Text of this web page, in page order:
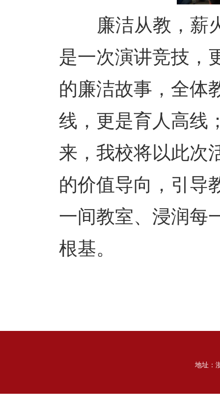
廉洁从教，薪火
是一次演讲竞技，
的廉洁故事，全体
线，更是育人高线
来，我校将以此次
的价值导向，引导
一间教室、浸润每
根基。
地址：